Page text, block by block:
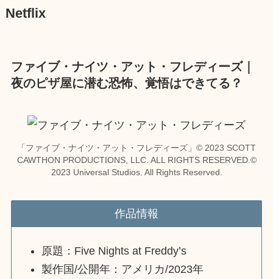
Netflix
ファイブ・ナイツ・アット・フレディーズ｜
夜のピザ屋に潜む恐怖、覚悟はできてる？
「ファイブ・ナイツ・アット・フレディーズ」© 2023 SCOTT
CAWTHON PRODUCTIONS, LLC. ALL RIGHTS RESERVED.©
2023 Universal Studios. All Rights Reserved.
作品情報
原題：Five Nights at Freddy’s
製作国/公開年：アメリカ/2023年